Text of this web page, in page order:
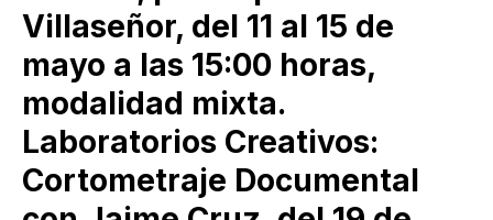
Villaseñor, del 11 al 15 de
mayo a las 15:00 horas,
modalidad mixta.
Laboratorios Creativos:
Cortometraje Documental